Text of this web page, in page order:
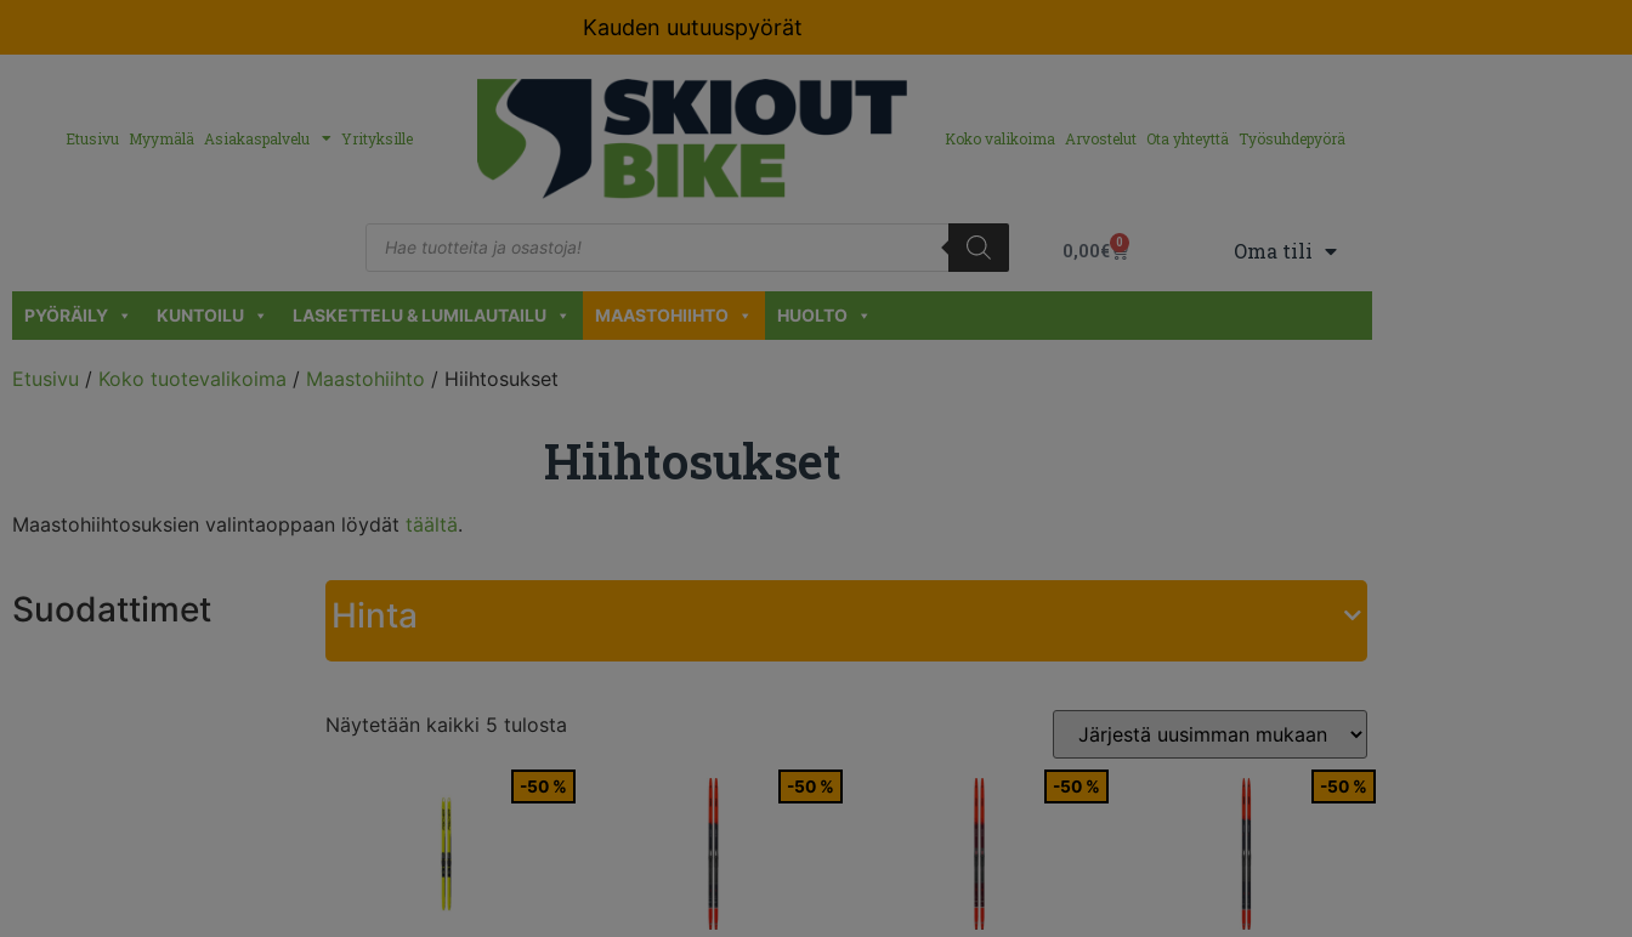
Kauden uutuuspyörät
Etusivu Myymälä Asiakaspalvelu Yrityksille Koko valikoima Arvostelut Ota yhteyttä Työsuhdepyörä
0,00€ 0 Oma tili
PYÖRÄILY KUNTOILU LASKETTELU & LUMILAUTAILU MAASTOHIIHTO HUOLTO
Etusivu / Koko tuotevalikoima / Maastohiihto / Hiihtosukset
Hiihtosukset
Maastohiihtosuksien valintaoppaan löydät täältä.
Suodattimet Hinta
Näytetään kaikki 5 tulosta
-50 % -50 % -50 % -50 %